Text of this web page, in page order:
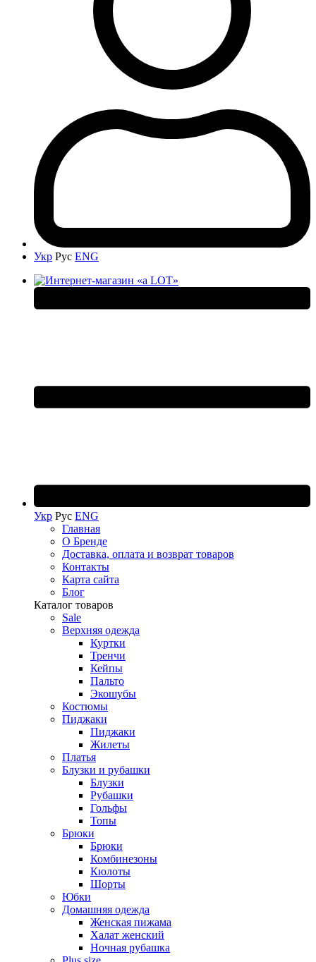
Укр Рус ENG
Укр Рус ENG
Главная
О Бренде
Доставка, оплата и возврат товаров
Контакты
Карта сайта
Блог
Каталог товаров
Sale
Верхняя одежда
Куртки
Тренчи
Кейпы
Пальто
Экошубы
Костюмы
Пиджаки
Пиджаки
Жилеты
Платья
Блузки и рубашки
Блузки
Рубашки
Гольфы
Топы
Брюки
Брюки
Комбинезоны
Кюлоты
Шорты
Юбки
Домашняя одежда
Женская пижама
Халат женский
Ночная рубашка